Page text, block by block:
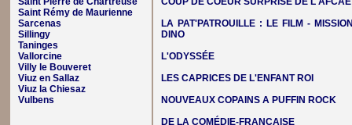
Saint Rémy de Maurienne
Sarcenas
Sillingy
Taninges
Vallorcine
Villy le Bouveret
Viuz en Sallaz
Viuz la Chiesaz
Vulbens
LA PAT'PATROUILLE : LE FILM -
DINO
L'ODYSSÉE
LES CAPRICES DE L'ENFANT ROI
NOUVEAUX COPAINS A PUFFIN ROCK
DE LA COMÉDIE-FRANÇAISE